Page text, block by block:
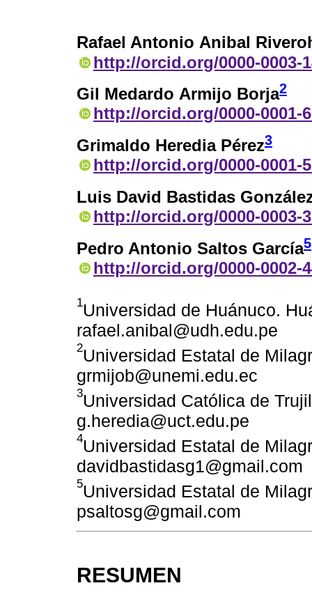
Rafael Antonio Anibal
http://orcid.org/0000-0003-
Gil Medardo Armijo Borja2
http://orcid.org/0000-0001-
Grimaldo Heredia Pérez3
http://orcid.org/0000-0001-
Luis David Bastidas
http://orcid.org/0000-0003-
Pedro Antonio Saltos García5
http://orcid.org/0000-0002-
1Universidad de Huánuco.
rafael.anibal@udh.edu.pe
2Universidad Estatal de
grmijob@unemi.edu.ec
3Universidad Católica de
g.heredia@uct.edu.pe
4Universidad Estatal de
davidbastidasg1@gmail.com
5Universidad Estatal de
psaltosg@gmail.com
RESUMEN